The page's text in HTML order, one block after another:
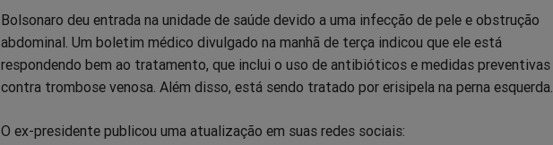
Bolsonaro deu entrada na unidade de saúde devido a uma infecção de pele e obstrução
abdominal. Um boletim médico divulgado na manhã de terça indicou que ele está
respondendo bem ao tratamento, que inclui o uso de antibióticos e medidas preventivas
contra trombose venosa. Além disso, está sendo tratado por erisipela na perna esquerda.
O ex-presidente publicou uma atualização em suas redes sociais: